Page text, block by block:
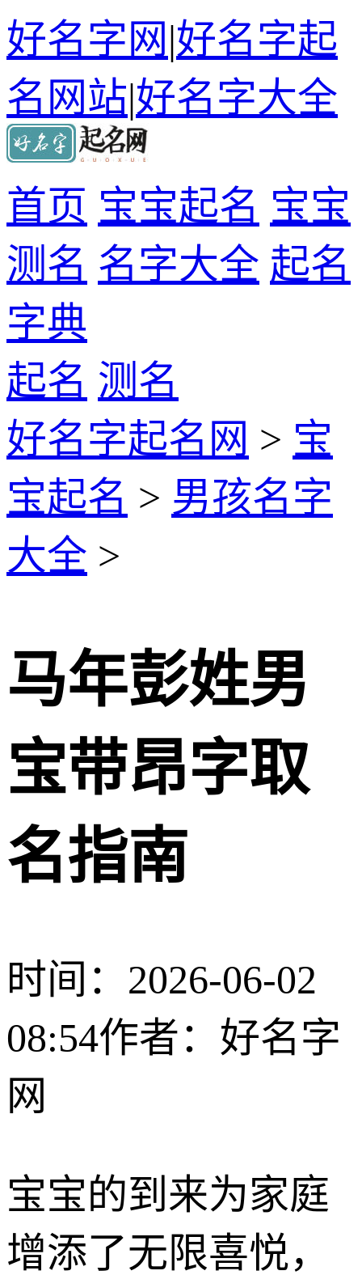
好名字网|好名字起
名网站|好名字大全
首页 宝宝起名 宝宝
测名 名字大全 起名
字典
起名 测名
好名字起名网 > 宝
宝起名 > 男孩名字
大全 >
马年彭姓男
宝带昂字取
名指南
时间：2026-06-02
08:54作者：好名字
网
宝宝的到来为家庭
增添了无限喜悦，